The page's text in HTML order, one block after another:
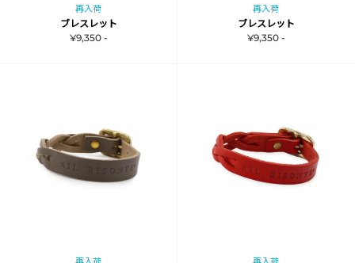
再入荷
ブレスレット
¥9,350 -
再入荷
ブレスレット
¥9,350 -